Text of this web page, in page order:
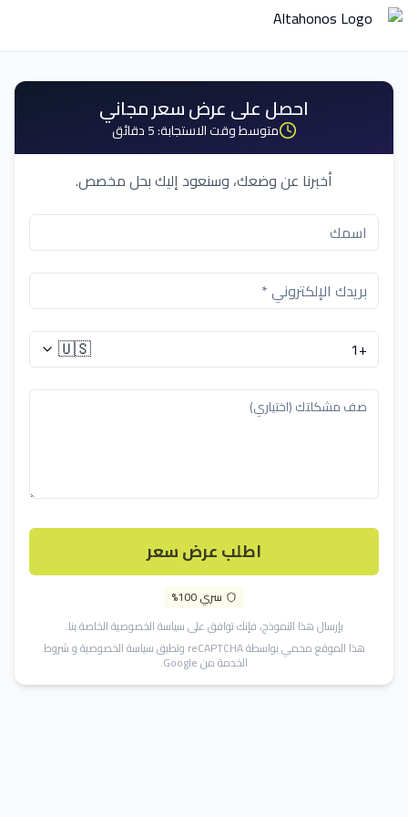
احصل على عرض سعر مجاني
متوسط وقت الاستجابة: 5 دقائق
أخبرنا عن وضعك، وسنعود إليك بحل مخصص.
🇺🇸
اطلب عرض سعر
سري 100%
بإرسال هذا النموذج، فإنك توافق علىسياسة الخصوصيةالخاصة بنا.
هذا الموقع محمي بواسطة reCAPTCHA وتطبق
سياسة الخصوصيةوشروط
الخدمةمن Google.